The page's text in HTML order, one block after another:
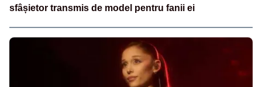
sfâșietor transmis de model pentru fanii ei